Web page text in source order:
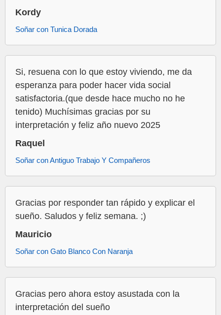
Kordy
Soñar con Tunica Dorada
Si, resuena con lo que estoy viviendo, me da
esperanza para poder hacer vida social
satisfactoria.(que desde hace mucho no he
tenido) Muchísimas gracias por su
interpretación y feliz año nuevo 2025
Raquel
Soñar con Antiguo Trabajo Y Compañeros
Gracias por responder tan rápido y explicar el
sueño. Saludos y feliz semana. ;)
Mauricio
Soñar con Gato Blanco Con Naranja
Gracias pero ahora estoy asustada con la
interpretación del sueño